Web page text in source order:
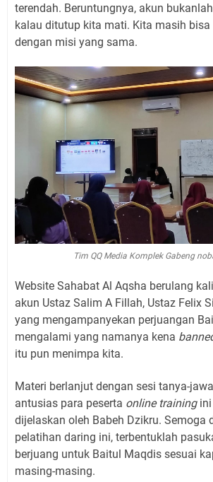
terendah. Beruntungnya, akun
kalau ditutup kita mati. Kita masih
dengan misi yang sama.
Tim QQ Media Komplek Gabeng
Website Sahabat Al Aqsha berulang
akun Ustaz Salim A Fillah, Ustaz Felix
yang mengampanyekan perjuangan
mengalami yang namanya kena
itu pun menimpa kita.
Materi berlanjut dengan sesi tanya-
antusias para peserta online trainingini
dijelaskan oleh Babeh Dzikru. Semoga
pelatihan daring ini, terbentuklah
berjuang untuk Baitul Maqdis sesuai
masing-masing.